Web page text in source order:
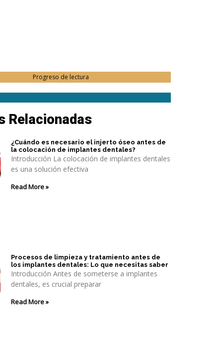
Progreso de lectura
Relacionadas
¿Cuándo es necesario el injerto óseo antes de
la colocación de implantes dentales?
Introducción La colocación de implantes dentales
es una solución efectiva
Read More »
Procesos de limpieza y tratamiento antes de
los implantes dentales: Lo que necesitas saber
Introducción Antes de someterse a implantes
dentales, es crucial preparar
Read More »